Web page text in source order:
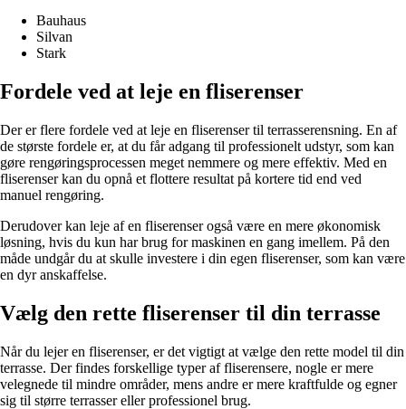
Bauhaus
Silvan
Stark
Fordele ved at leje en fliserenser
Der er flere fordele ved at leje en fliserenser til terrasserensning. En af
de største fordele er, at du får adgang til professionelt udstyr, som kan
gøre rengøringsprocessen meget nemmere og mere effektiv. Med en
fliserenser kan du opnå et flottere resultat på kortere tid end ved
manuel rengøring.
Derudover kan leje af en fliserenser også være en mere økonomisk
løsning, hvis du kun har brug for maskinen en gang imellem. På den
måde undgår du at skulle investere i din egen fliserenser, som kan være
en dyr anskaffelse.
Vælg den rette fliserenser til din terrasse
Når du lejer en fliserenser, er det vigtigt at vælge den rette model til din
terrasse. Der findes forskellige typer af fliserensere, nogle er mere
velegnede til mindre områder, mens andre er mere kraftfulde og egner
sig til større terrasser eller professionel brug.